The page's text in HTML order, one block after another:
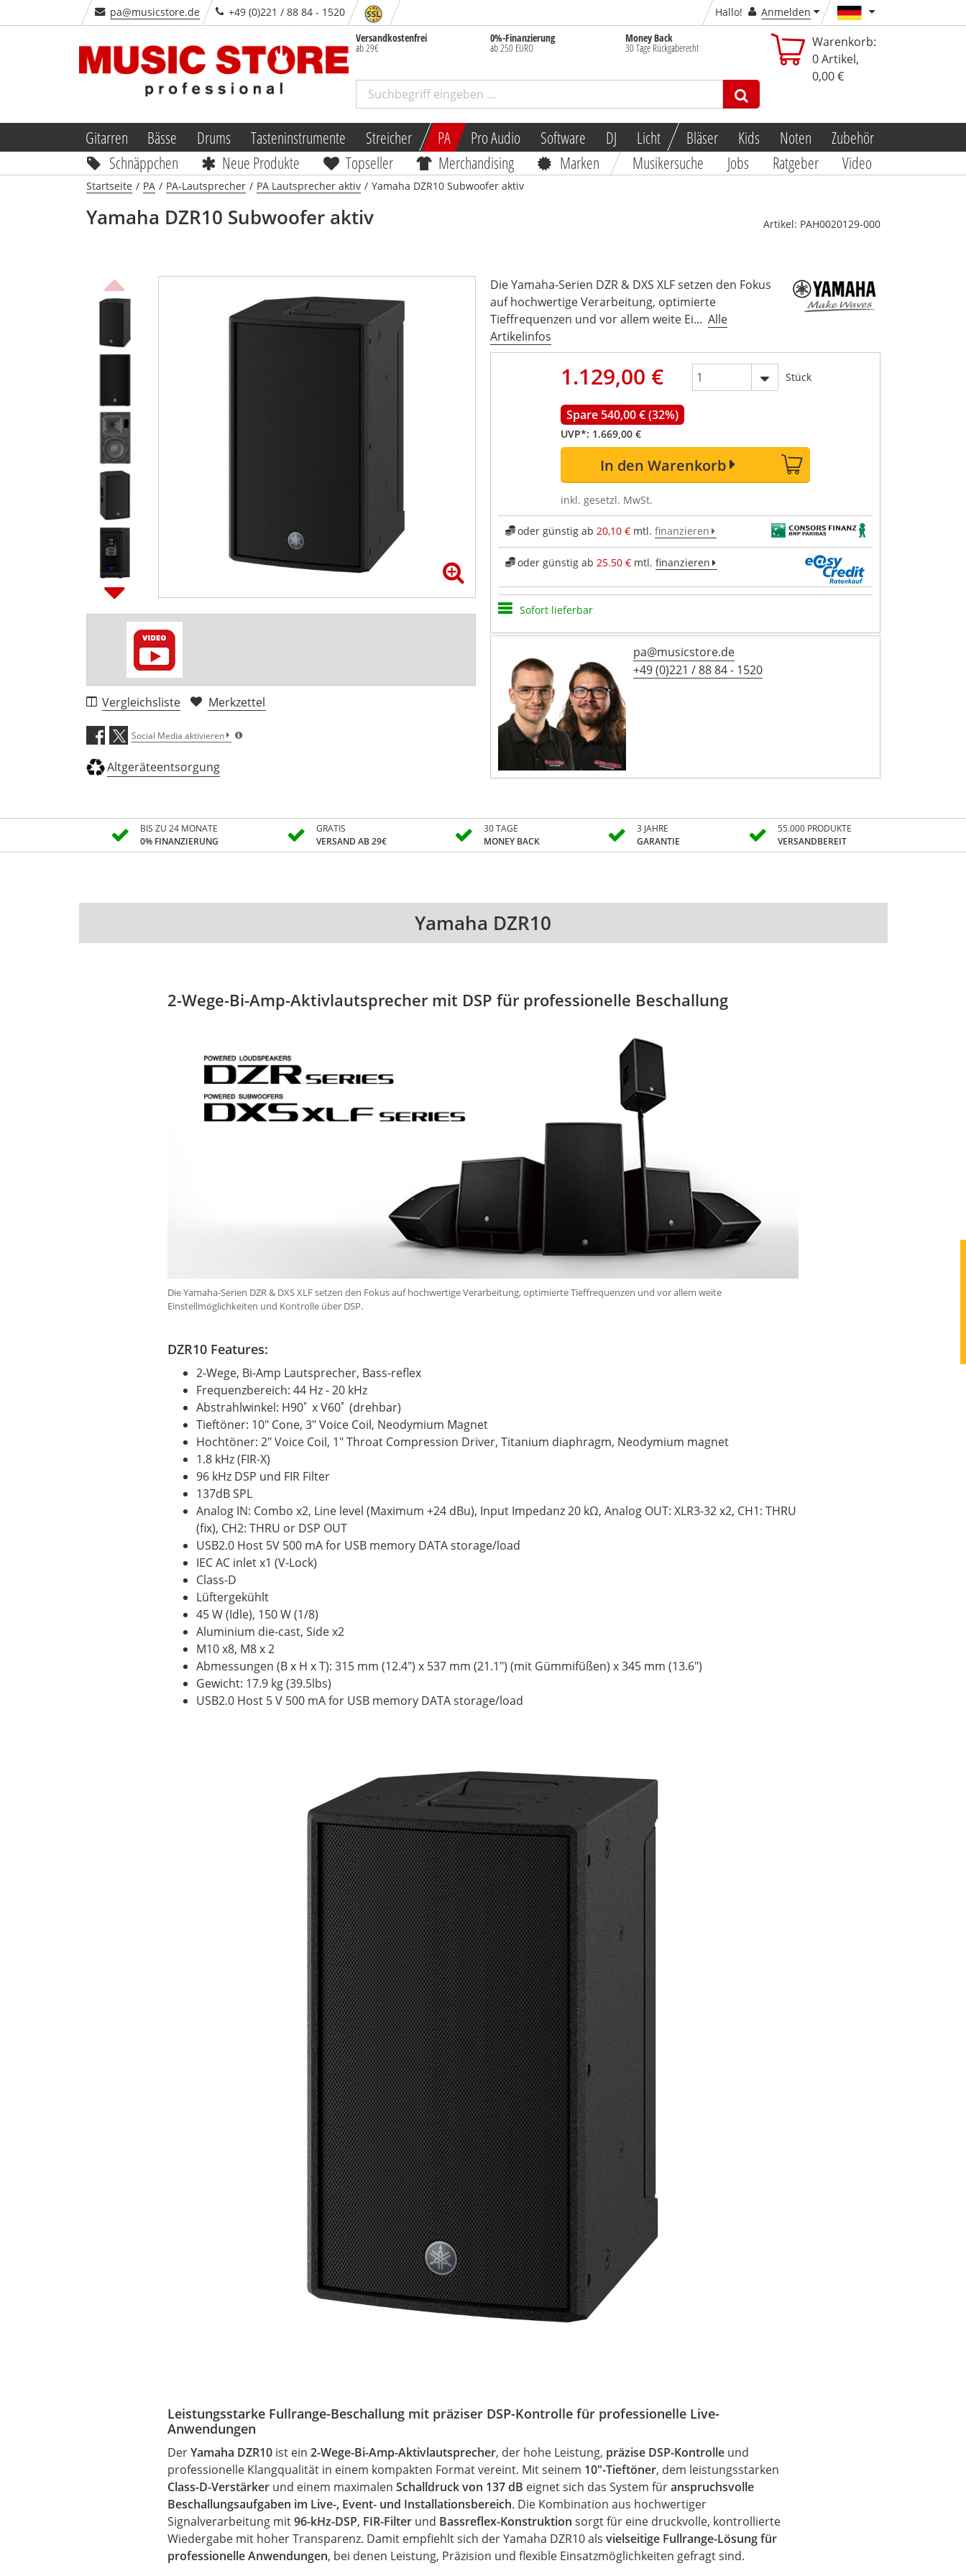
pa@musicstore.de +49 (0)221 / 88 84 - 1520 Hallo!
Anmelden
Versandkostenfrei
ab 29€
0%-Finanzierung
ab 250 EURO
Money Back
30 Tage Rückgaberecht
Warenkorb:
0 Artikel,
0,00 €
Gitarren Bässe Drums Tasteninstrumente Streicher PA Pro Audio Software DJ Licht Bläser Kids Noten
Zubehör
Schnäppchen
Neue Produkte Topseller Merchandising Marken Musikersuche Jobs Ratgeber Video
Startseite / PA / PA-Lautsprecher / PA Lautsprecher aktiv / Yamaha DZR10 Subwoofer aktiv
Yamaha DZR10 Subwoofer aktiv Artikel: PAH0020129-000
Vergleichsliste Merkzettel
Social Media aktivieren
Altgeräteentsorgung
Die Yamaha-Serien DZR & DXS XLF setzen den Fokus
auf hochwertige Verarbeitung, optimierte
Tieffrequenzen und vor allem weite Ei... Alle
Artikelinfos
1.129,00 € Stück
Spare 540,00 € (32%)
UVP*: 1.669,00 €
In den Warenkorb
inkl. gesetzl. MwSt.
oder günstig ab 20,10 €mtl. finanzieren
oder günstig ab 25.50 €mtl. finanzieren
Sofort lieferbar
pa@musicstore.de
+49 (0)221 / 88 84 - 1520
BIS ZU 24 MONATE
0% FINANZIERUNG
GRATIS
VERSAND AB 29€
30 TAGE
MONEY BACK
3 JAHRE
GARANTIE
55.000 PRODUKTE
VERSANDBEREIT
Yamaha DZR10
2-Wege-Bi-Amp-Aktivlautsprecher mit DSP für professionelle Beschallung
Die Yamaha-Serien DZR & DXS XLF setzen den Fokus auf hochwertige Verarbeitung, optimierte Tieffrequenzen und vor allem weite
Einstellmöglichkeiten und Kontrolle über DSP.
DZR10 Features:
2-Wege, Bi-Amp Lautsprecher, Bass-reflex
Frequenzbereich: 44 Hz - 20 kHz
Abstrahlwinkel: H90ﾟ x V60ﾟ (drehbar)
Tieftöner: 10" Cone, 3" Voice Coil, Neodymium Magnet
Hochtöner: 2" Voice Coil, 1" Throat Compression Driver, Titanium diaphragm, Neodymium magnet
1.8 kHz (FIR-X)
96 kHz DSP und FIR Filter
137dB SPL
Analog IN: Combo x2, Line level (Maximum +24 dBu), Input Impedanz 20 kΩ,Analog OUT: XLR3-32 x2, CH1: THRU
(fix), CH2: THRU or DSP OUT
USB2.0 Host 5V 500 mA for USB memory DATA storage/load
IEC AC inlet x1 (V-Lock)
Class-D
Lüftergekühlt
45 W (Idle), 150 W (1/8)
Aluminium die-cast, Side x2
M10 x8, M8 x 2
Abmessungen (B x H x T): 315 mm (12.4") x 537 mm (21.1") (mit Gümmifüßen) x 345 mm (13.6")
Gewicht: 17.9 kg (39.5lbs)
USB2.0 Host 5 V 500 mA for USB memory DATA storage/load
Leistungsstarke Fullrange-Beschallung mit präziser DSP-Kontrolle für professionelle Live-
Anwendungen
DerYamaha DZR10 ist ein2-Wege-Bi-Amp-Aktivlautsprecher, der hohe Leistung, präzise DSP-Kontrolle und
professionelle Klangqualität in einem kompakten Format vereint. Mit seinem 10"-Tieftöner, dem leistungsstarken
Class-D-Verstärker und einem maximalenSchalldruck von 137 dB eignet sich das System füranspruchsvolle
Beschallungsaufgaben im Live-, Event- und Installationsbereich. Die Kombination aus hochwertiger
Signalverarbeitung mit96-kHz-DSP, FIR-Filter und Bassreflex-Konstruktion sorgt für eine druckvolle, kontrollierte
Wiedergabe mit hoher Transparenz. Damit empfiehlt sich der Yamaha DZR10 alsvielseitige Fullrange-Lösung für
professionelle Anwendungen, bei denen Leistung, Präzision und flexible Einsatzmöglichkeiten gefragt sind.